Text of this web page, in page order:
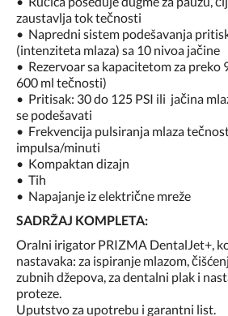
zaustavlja tok tečnosti
• Napredni sistem podešavanja
(intenziteta mlaza) sa 10 nivoa jačine
• Rezervoar sa kapacitetom za preko
600 ml tečnosti)
• Pritisak: 30 do 125 PSI ili jačina
se podešavati
• Frekvencija pulsiranja mlaza
impulsa/minuti
• Kompaktan dizajn
• Tih
• Napajanje iz električne mreže
SADRŽAJ KOMPLETA:
Oralni irigator PRIZMA DentalJet+,
nastavaka: za ispiranje mlazom,
zubnih džepova, za dentalni plak i
proteze.
Uputstvo za upotrebu i garantni list.